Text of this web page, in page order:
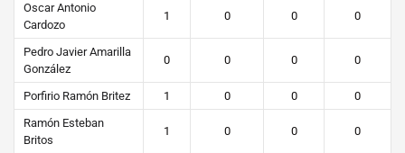
Oscar Antonio
Cardozo
1 0 0 0
Pedro Javier Amarilla
González
0 0 0 0
Porfirio Ramón Britez 1 0 0
0
Ramón Esteban
Britos
1 0 0 0